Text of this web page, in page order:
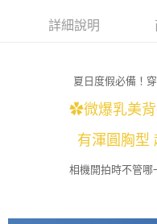
詳細說明
夏日度假必備！
✿微爆乳美
有渾圓胸型
相機開拍時不管哪